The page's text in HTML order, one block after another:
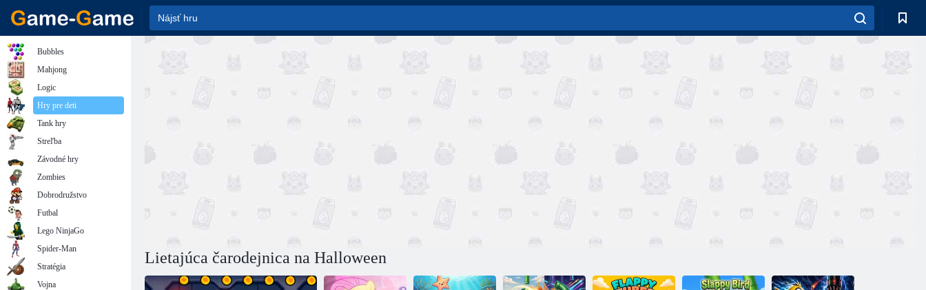
Lietajúca čarodejnica na Halloween
Bubbles
Mahjong
Logic
Hry pre deti
Tank hry
Streľba
Závodné hry
Zombies
Dobrodružstvo
Futbal
Lego NinjaGo
Spider-Man
Stratégia
Vojna